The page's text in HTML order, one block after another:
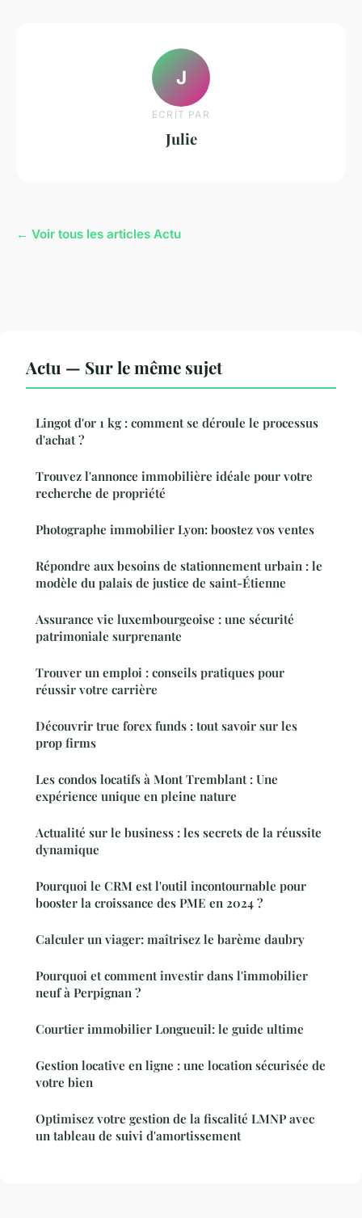
J
ECRIT PAR
Julie
← Voir tous les articles Actu
Actu — Sur le même sujet
Lingot d'or 1 kg : comment se déroule le processus
d'achat ?
Trouvez l'annonce immobilière idéale pour votre
recherche de propriété
Photographe immobilier Lyon: boostez vos ventes
Répondre aux besoins de stationnement urbain : le
modèle du palais de justice de saint-Étienne
Assurance vie luxembourgeoise : une sécurité
patrimoniale surprenante
Trouver un emploi : conseils pratiques pour
réussir votre carrière
Découvrir true forex funds : tout savoir sur les
prop firms
Les condos locatifs à Mont Tremblant : Une
expérience unique en pleine nature
Actualité sur le business : les secrets de la réussite
dynamique
Pourquoi le CRM est l'outil incontournable pour
booster la croissance des PME en 2024 ?
Calculer un viager: maîtrisez le barème daubry
Pourquoi et comment investir dans l'immobilier
neuf à Perpignan ?
Courtier immobilier Longueuil: le guide ultime
Gestion locative en ligne : une location sécurisée de
votre bien
Optimisez votre gestion de la fiscalité LMNP avec
un tableau de suivi d'amortissement